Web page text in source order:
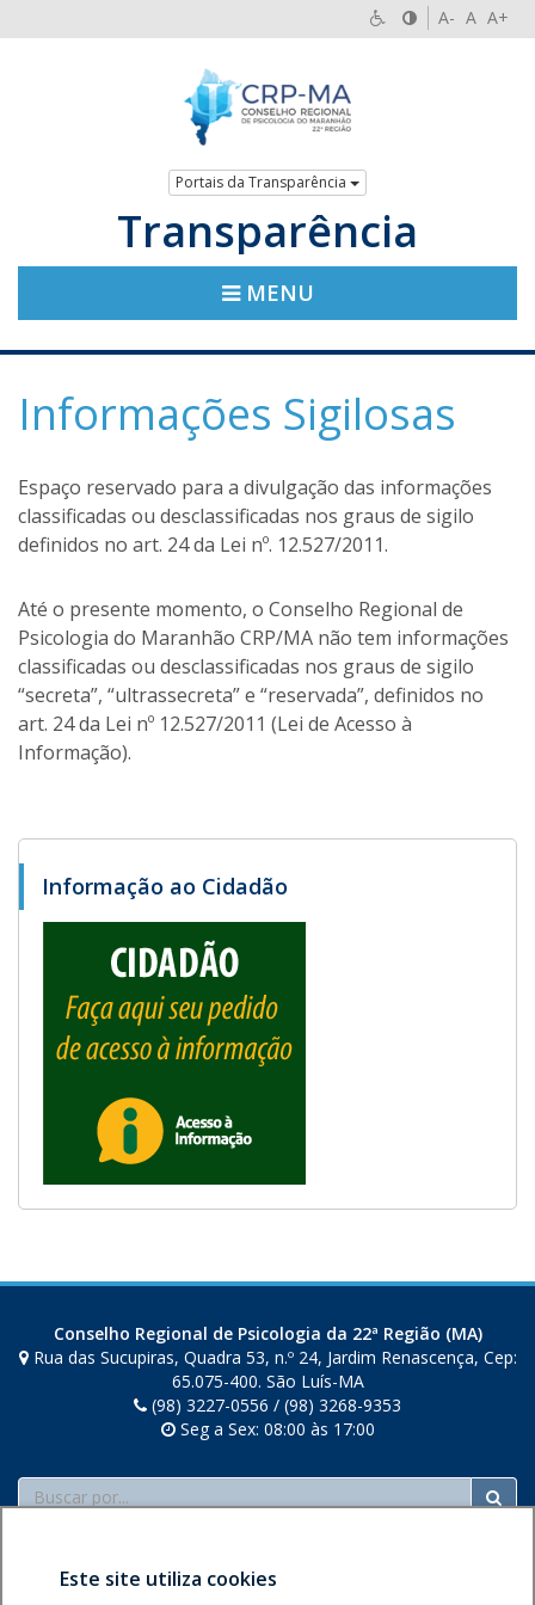
A- A A+
Portais da Transparência
Transparência
MENU
Informações Sigilosas
Espaço reservado para a divulgação das informações
classificadas ou desclassificadas nos graus de sigilo
definidos no art. 24 da Lei nº. 12.527/2011.
Até o presente momento, o Conselho Regional de
Psicologia do Maranhão CRP/MA não tem informações
classificadas ou desclassificadas nos graus de sigilo
“secreta”, “ultrassecreta” e “reservada”, definidos no
art. 24 da Lei nº 12.527/2011 (Lei de Acesso à
Informação).
Informação ao Cidadão
Conselho Regional de Psicologia da 22ª Região (MA)
Rua das Sucupiras, Quadra 53, n.º 24, Jardim Renascença, Cep:
65.075-400. São Luís-MA
(98) 3227-0556 / (98) 3268-9353
Seg a Sex: 08:00 às 17:00
Buscar
Este site utiliza cookies